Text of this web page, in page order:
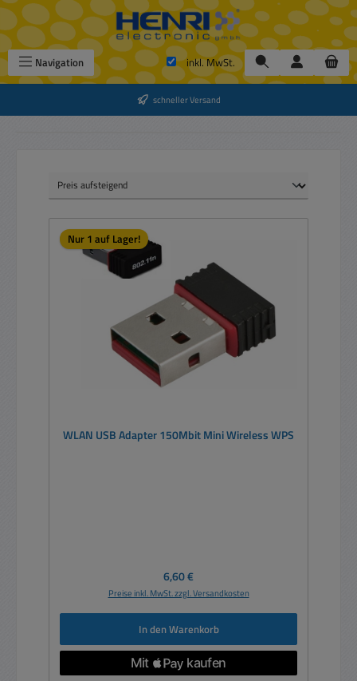
Zum Hauptinhalt springen
Navigation inkl. MwSt.
schneller Versand
Nur 1 auf Lager!
WLAN USB Adapter 150Mbit Mini Wireless WPS
Regulärer Preis:
6,60 €
Preise inkl. MwSt. zzgl. Versandkosten
In den Warenkorb